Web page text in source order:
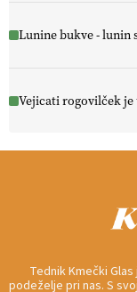
Lunine bukve - lunin
Vejicati rogovilček je
Tednik Kmečki
podeželje pri nas. S